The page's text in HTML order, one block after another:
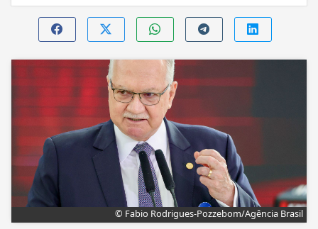
© Fabio Rodrigues-Pozzebom/Agência Brasil